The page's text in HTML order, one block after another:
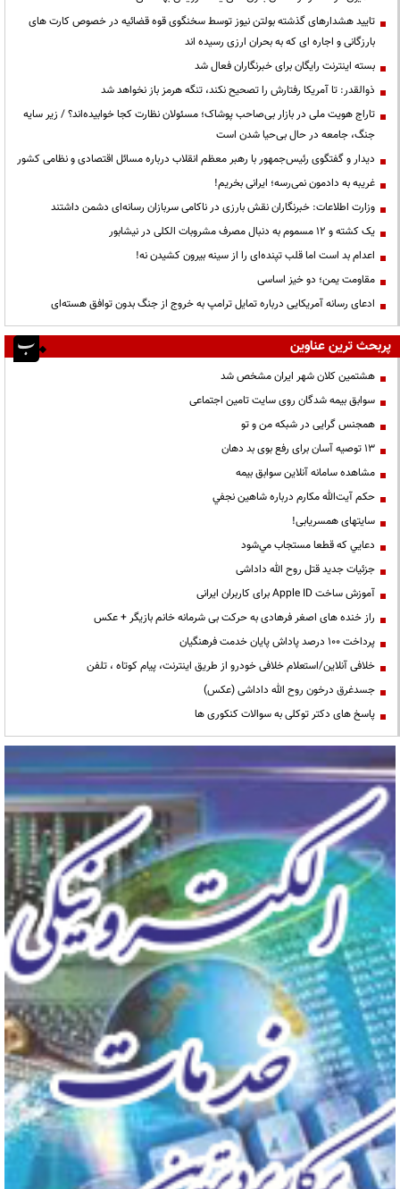
تایید هشدارهای گذشته بولتن نیوز توسط سخنگوی قوه قضائیه در خصوص کارت های
بارزگانی و اجاره ای که به بحران ارزی رسیده اند
بسته اینترنت رایگان برای خبرنگاران فعال شد
ذوالقدر: تا آمریکا رفتارش را تصحیح نکند، تنگه هرمز باز نخواهد شد
تاراج هویت ملی در بازار بی‌صاحب پوشاک؛ مسئولان نظارت کجا خوابیده‌اند؟ / زیر سایه
جنگ، جامعه در حال بی‌حیا شدن است
دیدار و گفتگوی رئیس‌جمهور با رهبر معظم انقلاب درباره مسائل اقتصادی و نظامی کشور
غریبه به دادمون نمی‌رسه؛ ایرانی بخریم!
وزارت اطلاعات: خبرنگاران نقش بارزی در ناکامی سربازان رسانه‌ای دشمن داشتند
یک کشته و ۱۲ مسموم به دنبال مصرف مشروبات الکلی در نیشابور
اعدام بد است اما قلب تپنده‌ای را از سینه بیرون کشیدن نه!
مقاومت یمن؛ دو خیز اساسی
ادعای رسانه آمریکایی درباره تمایل ترامپ به خروج از جنگ بدون توافق هسته‌ای
پربحث ترین عناوین
هشتمین کلان شهر ایران مشخص شد
سوابق بیمه شدگان روی سایت تامین اجتماعی
همجنس گرایی در شبکه من و تو
13 توصیه آسان برای رفع بوی بد دهان
مشاهده سامانه آنلاين سوابق بیمه
حكم آيت‌الله مكارم درباره شاهين نجفي
سایتهای همسریابی!
دعايي كه قطعا مستجاب مي‌شود
جزئیات جدید قتل روح الله داداشی
آموزش ساخت Apple ID برای کاربران ایرانی
راز خنده های اصغر فرهادی به حرکت بی شرمانه خانم بازیگر + عکس
پرداخت ۱۰۰ درصد پاداش پایان خدمت فرهنگیان
خلافی آنلاین/استعلام خلافی خودرو از طریق اینترنت، پیام کوتاه ، تلفن
جسدغرق درخون روح الله داداشی (عکس)
پاسخ های دکتر توکلی به سوالات کنکوری ها